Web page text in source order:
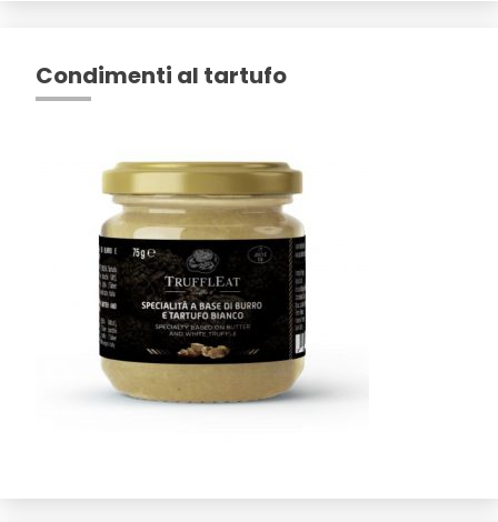
Condimenti al tartufo